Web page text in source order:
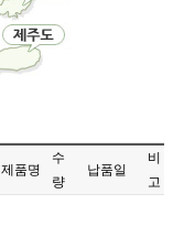
제품명
수
량
납품일
비
고